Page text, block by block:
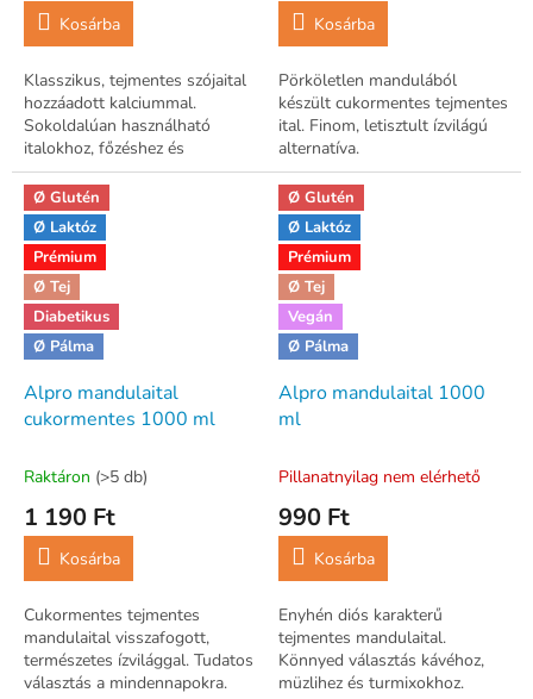
Kosárba
Klasszikus, tejmentes szójaital
hozzáadott kalciummal.
Sokoldalúan használható
italokhoz, főzéshez és
sütéshez.
Kosárba
Pörköletlen mandulából
készült cukormentes tejmentes
ital. Finom, letisztult ízvilágú
alternatíva.
Ø Glutén
Ø Laktóz
Prémium
Ø Tej
Diabetikus
Ø Pálma
Alpro mandulaital
cukormentes 1000 ml
Raktáron (>5 db)
1 190 Ft
Kosárba
Cukormentes tejmentes
mandulaital visszafogott,
természetes ízvilággal. Tudatos
választás a mindennapokra.
Ø Glutén
Ø Laktóz
Prémium
Ø Tej
Vegán
Ø Pálma
Alpro mandulaital 1000
ml
Pillanatnyilag nem elérhető
990 Ft
Kosárba
Enyhén diós karakterű
tejmentes mandulaital.
Könnyed választás kávéhoz,
müzlihez és turmixokhoz.